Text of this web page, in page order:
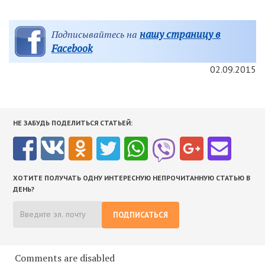
Подписывайтесь на нашу страницу в
Facebook
02.09.2015
НЕ ЗАБУДЬ ПОДЕЛИТЬСЯ СТАТЬЕЙ:
ХОТИТЕ ПОЛУЧАТЬ ОДНУ ИНТЕРЕСНУЮ НЕПРОЧИТАННУЮ СТАТЬЮ В
ДЕНЬ?
ПОДПИСАТЬСЯ
Comments are disabled